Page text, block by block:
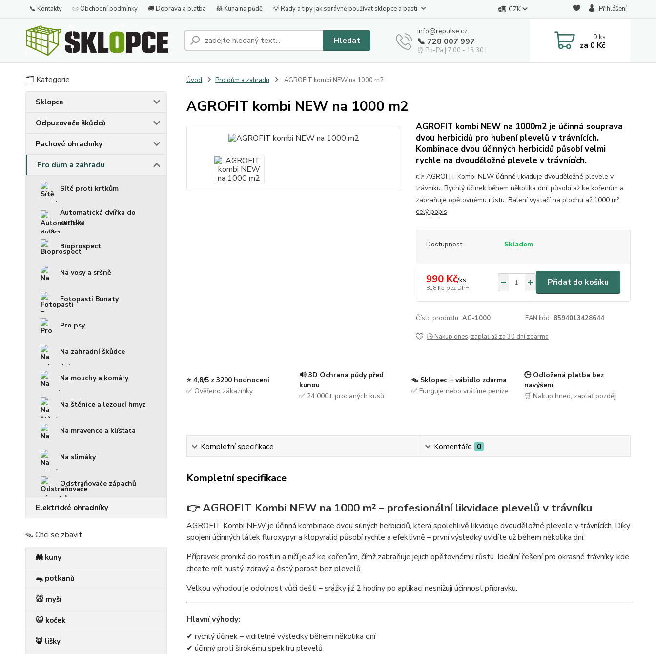
📞 Kontakty 📜 Obchodní podmínky 🚚 Doprava a platba 🦝 Kuna na půdě 💡 Rady a tipy jak správně používat sklopce a pasti CZK Přihlášení
Hledat
info@repulse.cz
📞 728 007 997
⏰ Po-Pá | 7:00 - 13:30 |
0ks
za 0 Kč
🗂️ Kategorie
Sklopce
Odpuzovače škůdců
Pachové ohradníky
Pro dům a zahradu
Sítě proti krtkům
Automatická dvířka do
kurníku
Bioprospect
Na vosy a sršně
Fotopasti Bunaty
Pro psy
Na zahradní škůdce
Na mouchy a komáry
Na štěnice a lezoucí hmyz
Na mravence a klíšťata
Na slimáky
Odstraňovače zápachů
Elektrické ohradníky
🪤 Chci se zbavit
🦝 kuny
🐀 potkanů
🐭 myší
🐱 koček
🦊 lišky
Úvod Pro dům a zahradu AGROFIT kombi NEW na 1000 m2
AGROFIT kombi NEW na 1000 m2
AGROFIT kombi NEW na 1000m2 je účinná souprava
dvou herbicidů pro hubení plevelů v trávnících.
Kombinace dvou účinných herbicidů působí velmi
rychle na dvouděložné plevele v trávnících.
👉 AGROFIT Kombi NEW účinně likviduje dvouděložné plevele v
trávníku. Rychlý účinek během několika dní, působí až ke kořenům a
zabraňuje opětovnému růstu. Balení vystačí na plochu až 1000 m².
celý popis
Dostupnost Skladem
990 Kč/ks
818 Kč bez DPH
Přidat do košíku
Číslo produktu: AG-1000 EAN kód: 8594013428644
🕒 Nakup dnes, zaplať až za 30 dní zdarma
⭐ 4,8/5 z 3200 hodnocení
✅ Ověřeno zákazníky
🔊 3D Ochrana půdy před
kunou
✅ 24 000+ prodaných kusů
🪤 Sklopec + vábidlo zdarma
✅ Funguje nebo vrátíme peníze
🕒 Odložená platba bez
navýšení
🛒 Nakup hned, zaplať později
Kompletní specifikace Komentáře 0
Kompletní specifikace
👉 AGROFIT Kombi NEW na 1000 m² – profesionální likvidace plevelů v trávníku
AGROFIT Kombi NEW je účinná kombinace dvou silných herbicidů, která spolehlivě likviduje dvouděložné plevele v trávnících. Díky
spojení účinných látek fluroxypyr a klopyralid působí rychle a efektivně – první výsledky uvidíte už během několika dní.
Přípravek proniká do rostlin a ničí je až ke kořenům, čímž zabraňuje jejich opětovnému růstu. Ideální řešení pro okrasné trávníky, kde
chcete mít hustý, zdravý a čistý porost bez plevelů.
Velkou výhodou je odolnost vůči dešti – srážky již 2 hodiny po aplikaci nesnižují účinnost přípravku.
Hlavní výhody:
✔ rychlý účinek – viditelné výsledky během několika dní
✔ účinný proti širokému spektru plevelů